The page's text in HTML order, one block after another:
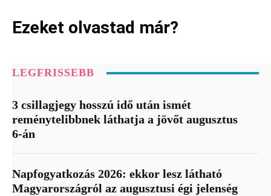
Ezeket olvastad már?
LEGFRISSEBB
3 csillagjegy hosszú idő után ismét
reménytelibbnek láthatja a jövőt augusztus
6-án
Napfogyatkozás 2026: ekkor lesz látható
Magyarországról az augusztusi égi jelenség